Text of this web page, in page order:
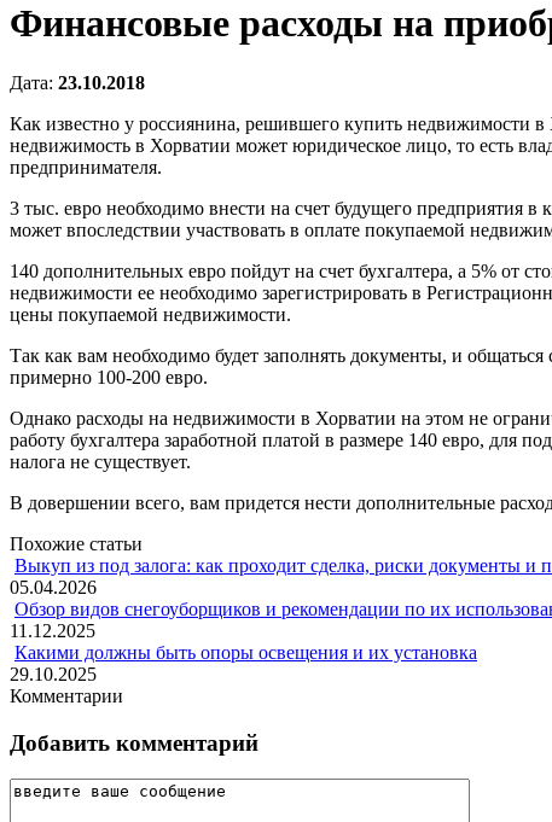
Финансовые расходы на
Дата: 23.10.2018
Как известно у россиянина, решившего купить недвижимости
недвижимость в Хорватии может юридическое лицо, то есть
предпринимателя.
3 тыс. евро необходимо внести на счет будущего предприятия в
может впоследствии участвовать в оплате покупаемой
140 дополнительных евро пойдут на счет бухгалтера, а 5% от
недвижимости ее необходимо зарегистрировать в
цены покупаемой недвижимости.
Так как вам необходимо будет заполнять документы, и
примерно 100-200 евро.
Однако расходы на недвижимости в Хорватии на этом не
работу бухгалтера заработной платой в размере 140 евро, для
налога не существует.
В довершении всего, вам придется нести дополнительные
Похожие статьи
Выкуп из под залога: как проходит сделка, риски документы и
05.04.2026
Обзор видов снегоуборщиков и рекомендации по их
11.12.2025
Какими должны быть опоры освещения и их установка
29.10.2025
Комментарии
Добавить комментарий